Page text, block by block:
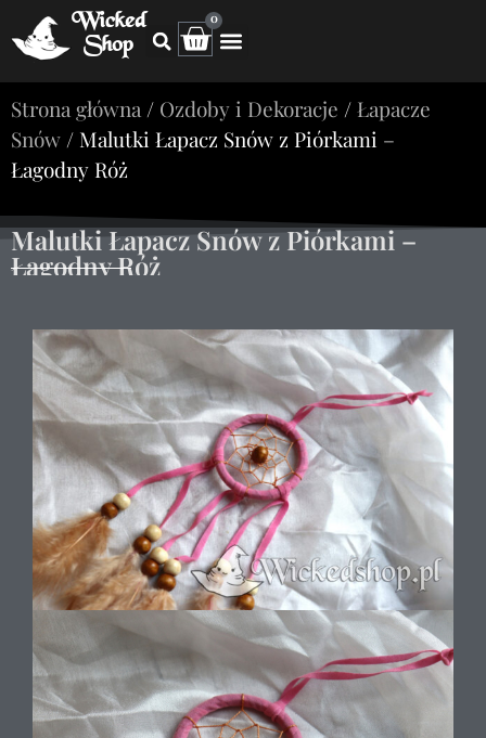
Wicked
Shop
0
Strona główna / Ozdoby i Dekoracje /Łapacze
Snów / Malutki Łapacz Snów z Piórkami –
Łagodny Róż
Malutki Łapacz Snów z Piórkami –
Łagodny Róż